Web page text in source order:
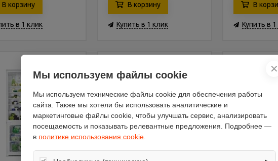
В корзину
в 1 клик
В корзину
Купить в 1 клик
В
Купить в
✕
Мы используем файлы cookie
Мы используем технические файлы cookie для обеспечения работы
сайта. Также мы хотели бы использовать аналитические и
маркетинговые файлы cookie, чтобы улучшать сервис, анализировать
посещаемость и показывать релевантные предложения. Подробнее —
в политике использования cookie